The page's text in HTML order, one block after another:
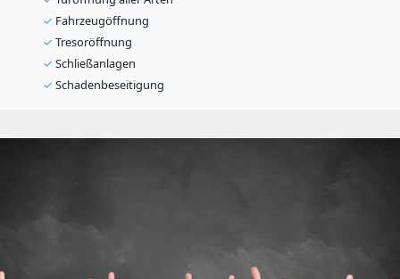
✓ Fahrzeugöffnung
✓ Tresoröffnung
✓ Schließanlagen
✓ Schadenbeseitigung